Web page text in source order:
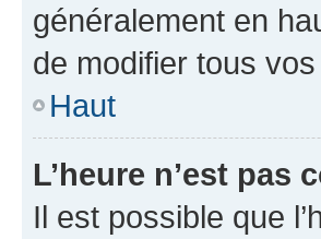
généralement en
de modifier tous
Haut
L’heure n’est pas
Il est possible que